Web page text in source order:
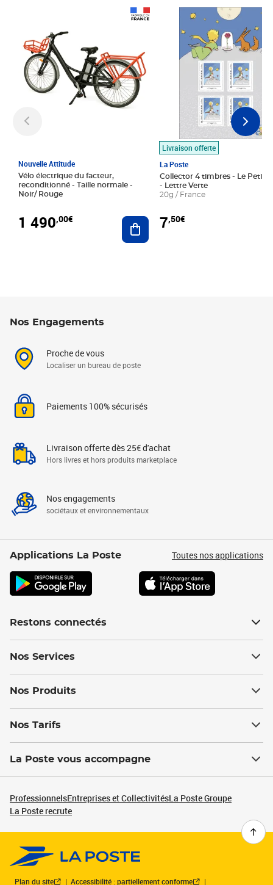
Nouvelle Attitude
Vélo électrique du facteur,
reconditionné - Taille normale -
Noir/ Rouge
1 490,00€ Ajouter au panier
Livraison offerte
La Poste
Collector 4 timbres - Le Petit
- Lettre Verte
20g / France
7,50€
Prix 7,50€
Nos Engagements
Proche de vous
Localiser un bureau de poste
Paiements 100% sécurisés
Livraison offerte dès 25€ d'achat
Hors livres et hors produits marketplace
Nos engagements
sociétaux et environnementaux
Applications La Poste Toutes nos applications
Restons connectés
Nos Services
Nos Produits
Nos Tarifs
La Poste vous accompagne
ProfessionnelsEntreprises et CollectivitésLa Poste Groupe
La Poste recrute
Plan du site Accessibilité : partiellement conforme